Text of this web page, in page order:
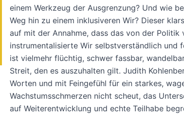
einem Werkzeug der Ausgrenzung? Und wie
Weg hin zu einem inklusiveren Wir? Dieser
auf mit der Annahme, dass das von der Politik
instrumentalisierte Wir selbstverständlich und
ist vielmehr flüchtig, schwer fassbar,
Streit, den es auszuhalten gilt. Judith
Worten und mit Feingefühl für ein starkes,
Wachstumsschmerzen nicht scheut, das
auf Weiterentwicklung und echte Teilhabe